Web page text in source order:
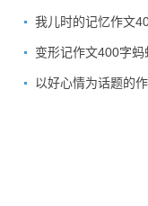
我儿时的记忆作文
变形记作文400字
以好心情为话题的